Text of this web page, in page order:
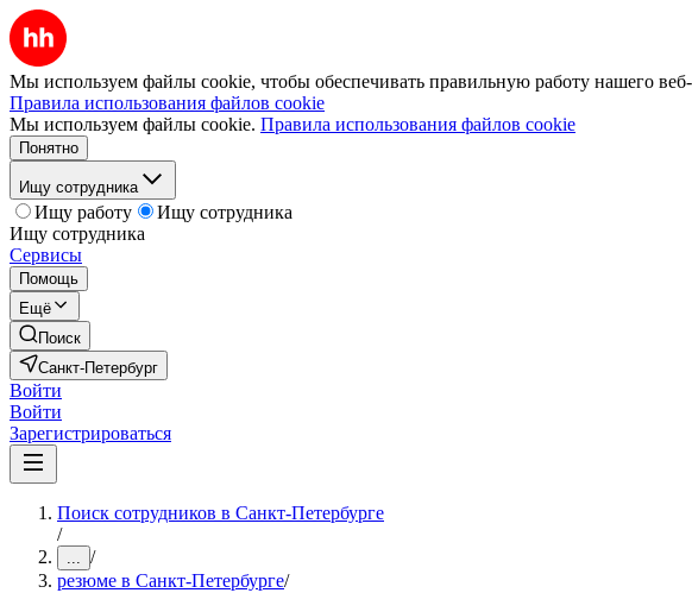
Мы используем файлы cookie, чтобы обеспечивать правильную работу нашего веб-
Правила использования файлов cookie
Мы используем файлы cookie. Правила использования файлов cookie
Понятно
Ищу сотрудника
Ищу работу
Ищу сотрудника
Ищу сотрудника
Сервисы
Помощь
Ещё
Поиск
Санкт-Петербург
Войти
Войти
Зарегистрироваться
Поиск сотрудников в Санкт-Петербурге
/
... /
резюме в Санкт-Петербурге/